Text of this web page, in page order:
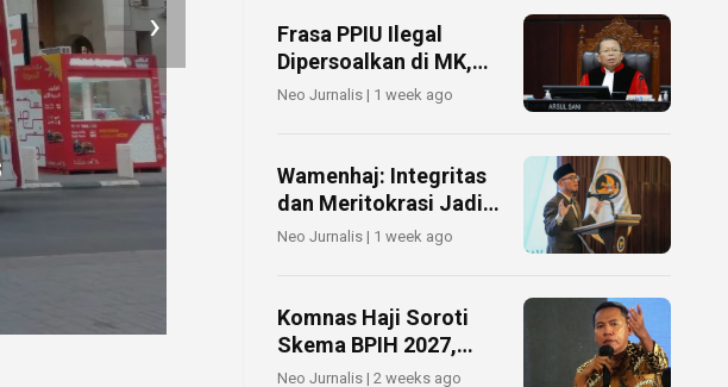
›
Frasa PPIU Ilegal
Dipersoalkan di MK,
DPR Diminta Perjelas
Neo Jurnalis | 1 week ago
Wamenhaj: Integritas
dan Meritokrasi Jadi
Fondasi Budaya Baru
Neo Jurnalis | 1 week ago
Komnas Haji Soroti
Skema BPIH 2027,
Subsidi 60 Persen
Neo Jurnalis | 2 weeks ago